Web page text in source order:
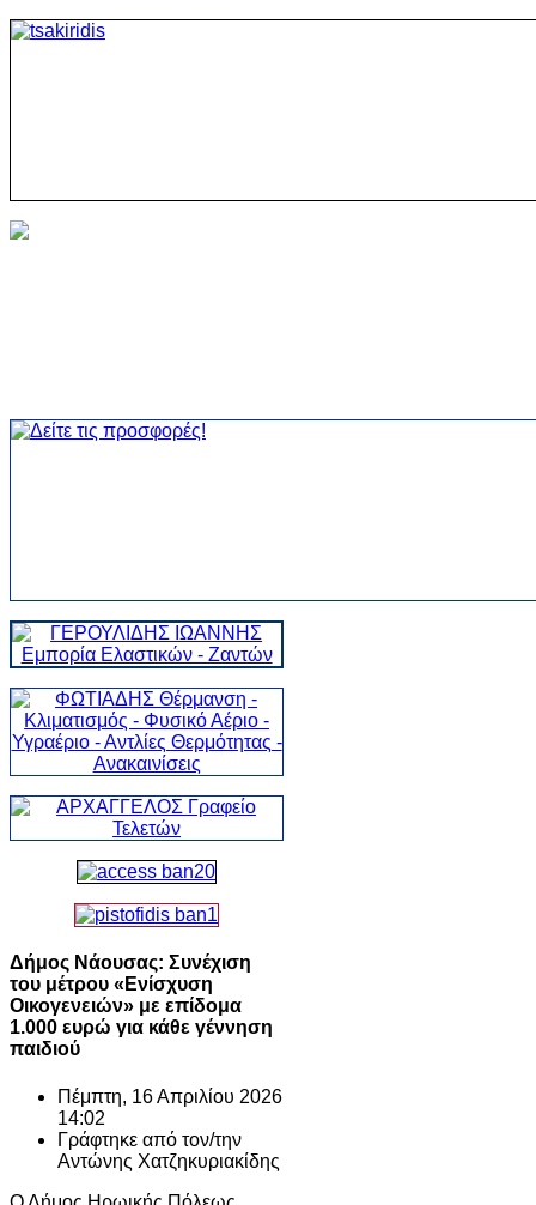
Δήμος Νάουσας: Συνέχιση
του μέτρου «Ενίσχυση
Οικογενειών» με επίδομα
1.000 ευρώ για κάθε γέννηση
παιδιού
Πέμπτη, 16 Απριλίου 2026
14:02
Γράφτηκε από τον/την
Αντώνης Χατζηκυριακίδης